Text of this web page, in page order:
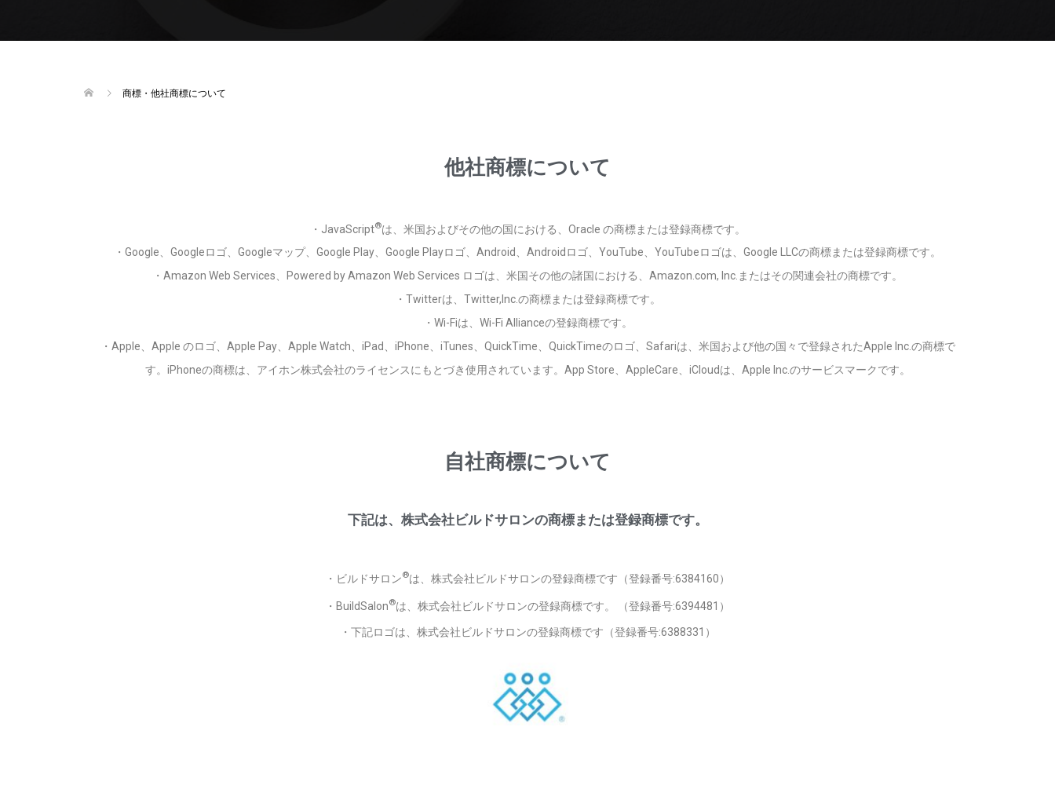
商標・他社商標について
他社商標について
・JavaScript®は、米国およびその他の国における、Oracle の商標または登録商標です。
・Google、Googleロゴ、Googleマップ、Google Play、Google Playロゴ、Android、Androidロゴ、YouTube、YouTubeロゴは、Google LLCの商標または登録商標です。
・Amazon Web Services、Powered by Amazon Web Services ロゴは、米国その他の諸国における、Amazon.com, Inc.またはその関連会社の商標です。
・Twitterは、Twitter,Inc.の商標または登録商標です。
・Wi-Fiは、Wi-Fi Allianceの登録商標です。
・Apple、Apple のロゴ、Apple Pay、Apple Watch、iPad、iPhone、iTunes、QuickTime、QuickTimeのロゴ、Safariは、米国および他の国々で登録されたApple Inc.の商標で
す。iPhoneの商標は、アイホン株式会社のライセンスにもとづき使用されています。App Store、AppleCare、iCloudは、Apple Inc.のサービスマークです。
自社商標について
下記は、株式会社ビルドサロンの商標または登録商標です。
・ビルドサロン®は、株式会社ビルドサロンの登録商標です（登録番号:6384160）
・BuildSalon®は、株式会社ビルドサロンの登録商標です。 （登録番号:6394481）
・下記ロゴは、株式会社ビルドサロンの登録商標です（登録番号:6388331）